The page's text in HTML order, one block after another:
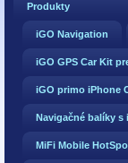
Produkty
iGO Navigation
iGO GPS Car Kit
iGO primo iPhone
Navigačné balíky s
MiFi Mobile